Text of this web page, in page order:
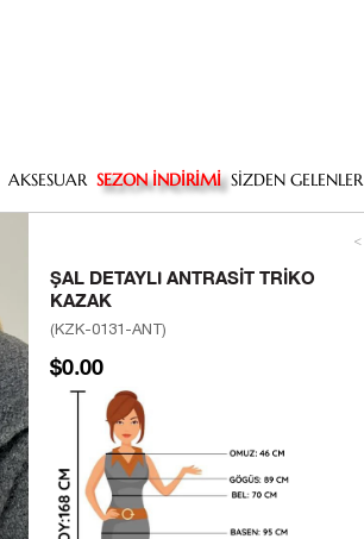
AKSESUAR SEZON İNDİRİMİ SİZDEN GELENLER
<
ŞAL DETAYLI ANTRASIT TRIKO
KAZAK
(KZK-0131-ANT)
$0.00